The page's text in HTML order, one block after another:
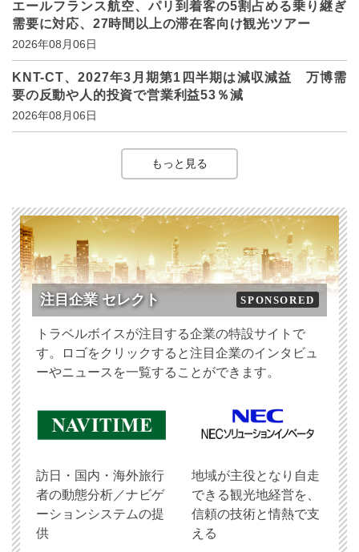
エールフランス航空、パリ到着客の5割占める乗り継ぎ
需要に対応、27時間以上の滞在客向け観光ツアー
2026年08月06日
KNT-CT、2027年3月期第1四半期は減収減益 万博需
要の反動や人的投資で営業利益53％減
2026年08月06日
もっと見る
注目企業 セレクト SPONSORED
トラベルボイスが注目する企業の特設サイトで
す。ロゴをクリックすると注目企業のインタビュ
ーやニュースを一覧することができます。
訪日・国内・海外旅行
者の動態分析／ナビゲ
ーションシステムの提
供
地域が主役となり自走
できる観光地経営を、
信頼の技術と情熱で支
える